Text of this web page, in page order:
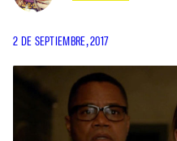
2 DE SEPTIEMBRE, 2017